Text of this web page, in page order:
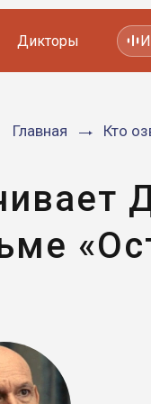
Мультфильмов
Дикторы
Главная Кто